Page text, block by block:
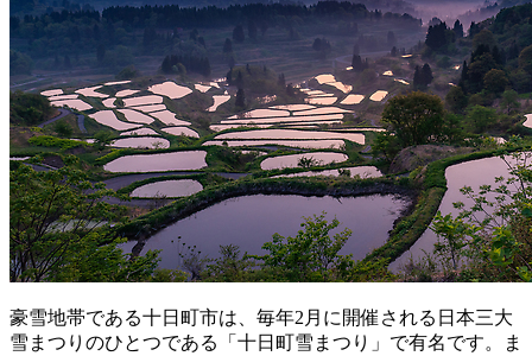
豪雪地帯である十日町市は、毎年2月に開催される日本三大
雪まつりのひとつである「十日町雪まつり」で有名です。ま